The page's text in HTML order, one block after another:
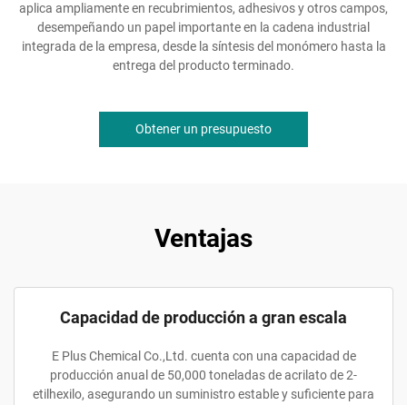
aplica ampliamente en recubrimientos, adhesivos y otros campos,
desempeñando un papel importante en la cadena industrial
integrada de la empresa, desde la síntesis del monómero hasta la
entrega del producto terminado.
Obtener un presupuesto
Ventajas
Capacidad de producción a gran escala
E Plus Chemical Co.,Ltd. cuenta con una capacidad de
producción anual de 50,000 toneladas de acrilato de 2-
etilhexilo, asegurando un suministro estable y suficiente para